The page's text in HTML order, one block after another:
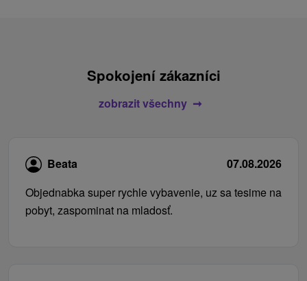
Spokojení zákazníci
zobrazit všechny
Beata
07.08.2026
Objednabka super rychle vybavenie, uz sa tesime na
pobyt, zaspominat na mladosť.